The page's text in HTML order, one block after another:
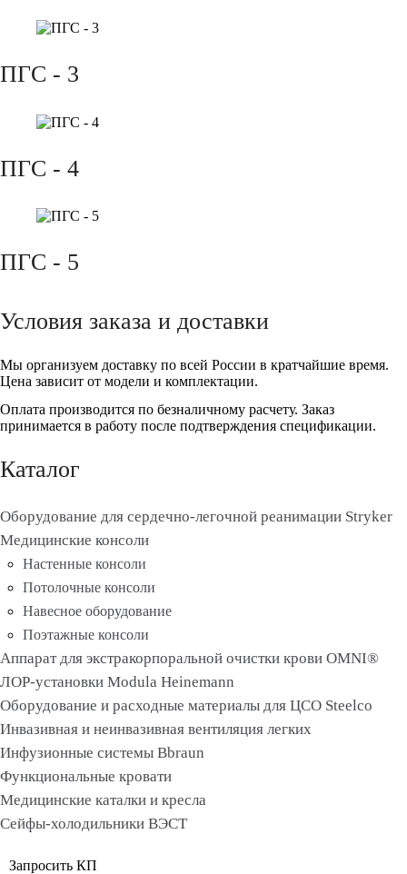
ПГС - 3
ПГС - 4
ПГС - 5
Условия заказа и доставки
Мы организуем доставку по всей России в кратчайшие время.
Цена зависит от модели и комплектации.
Оплата производится по безналичному расчету. Заказ
принимается в работу после подтверждения спецификации.
Каталог
Оборудование для сердечно-легочной реанимации Stryker
Медицинские консоли
Настенные консоли
Потолочные консоли
Навесное оборудование
Поэтажные консоли
Аппарат для экстракорпоральной очистки крови OMNI®
ЛОР-установки Modula Heinemann
Оборудование и расходные материалы для ЦСО Steelco
Инвазивная и неинвазивная вентиляция легких
Инфузионные системы Bbraun
Функциональные кровати
Медицинские каталки и кресла
Сейфы-холодильники ВЭСТ
Запросить КП